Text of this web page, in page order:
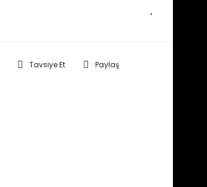
Tavsiye Et Paylaş